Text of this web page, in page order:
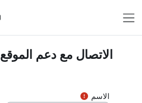
الاتصال مع دعم الموقع
الاسم